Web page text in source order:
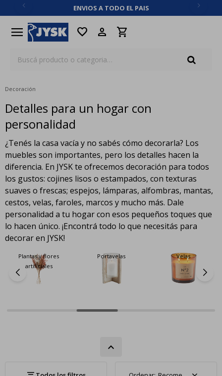
ENVIOS A TODO EL PAIS
menu favorite
Decoración
Detalles para un hogar con
personalidad
¿Tenés la casa vacía y no sabés cómo decorarla? Los
muebles son importantes, pero los detalles hacen la
diferencia. En JYSK te ofrecemos decoración para todos
los gustos: cojines lisos o estampados, con texturas
suaves o frescas; espejos, lámparas, alfombras, mantas,
cestos, velas, faroles, marcos y mucho más. Dale
personalidad a tu hogar con esos pequeños toques que
lo hacen único. ¡Encontrá todo lo que necesitás para
decorar en JYSK!
Plantas y flores
artificiales
Portavelas Velas
close